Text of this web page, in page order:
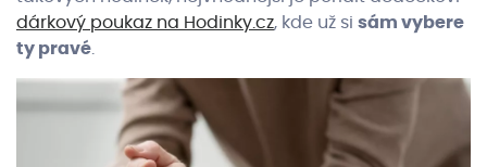
dárkový poukaz na Hodinky.cz, kde už si sám vybere
ty pravé